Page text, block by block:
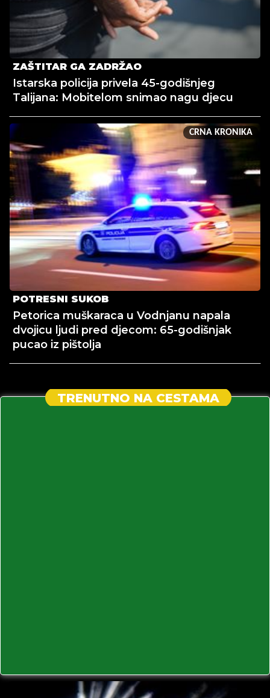
ZAŠTITAR GA ZADRŽAO
Istarska policija privela 45-godišnjeg
Talijana: Mobitelom snimao nagu djecu
CRNA KRONIKA
POTRESNI SUKOB
Petorica muškaraca u Vodnjanu napala
dvojicu ljudi pred djecom: 65-godišnjak
pucao iz pištolja
TRENUTNO NA CESTAMA